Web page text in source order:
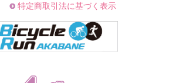
特定商取引法に基づく表示